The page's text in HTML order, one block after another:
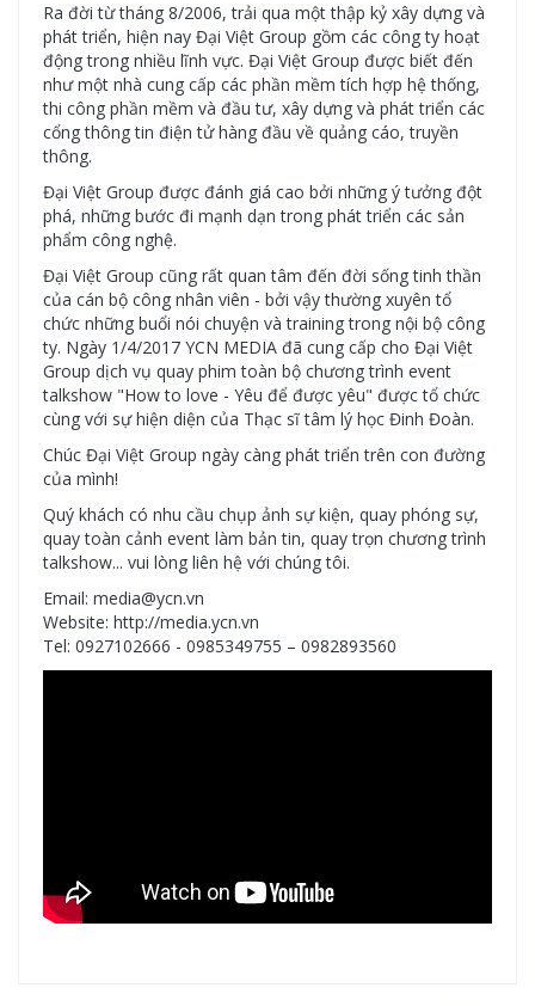
Ra đời từ tháng 8/2006, trải qua một thập kỷ xây dựng và
phát triển, hiện nay Đại Việt Group gồm các công ty hoạt
động trong nhiều lĩnh vực. Đại Việt Group được biết đến
như một nhà cung cấp các phần mềm tích hợp hệ thống,
thi công phần mềm và đầu tư, xây dựng và phát triển các
cổng thông tin điện tử hàng đầu về quảng cáo, truyền
thông.
Đại Việt Group được đánh giá cao bởi những ý tưởng đột
phá, những bước đi mạnh dạn trong phát triển các sản
phẩm công nghệ.
Đại Việt Group cũng rất quan tâm đến đời sống tinh thần
của cán bộ công nhân viên - bởi vậy thường xuyên tổ
chức những buổi nói chuyện và training trong nội bộ công
ty. Ngày 1/4/2017 YCN MEDIA đã cung cấp cho Đại Việt
Group dịch vụ quay phim toàn bộ chương trình event
talkshow "How to love - Yêu để được yêu" được tổ chức
cùng với sự hiện diện của Thạc sĩ tâm lý học Đinh Đoàn.
Chúc Đại Việt Group ngày càng phát triển trên con đường
của mình!
Quý khách có nhu cầu chụp ảnh sự kiện, quay phóng sự,
quay toàn cảnh event làm bản tin, quay trọn chương trình
talkshow... vui lòng liên hệ với chúng tôi.
Email: media@ycn.vn
Website: http://media.ycn.vn
Tel: 0927102666 - 0985349755 – 0982893560